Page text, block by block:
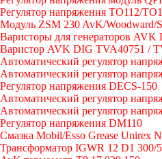
Регулятор напряжения ТО112/
Модуль ZSM 230 AvK/Woodward/
Варисторы для генераторов AVK
Варистор AVK DIG TVA40751 /
Автоматический регулятор
Автоматический регулятор
Регулятор напряжения DECS-150
Автоматический регулятор
Автоматический регулятор
Регулятор напряжения DM110
Смазка Mobil/Esso Grease Unirex
Трансформатор IGWR 12 D1 300/